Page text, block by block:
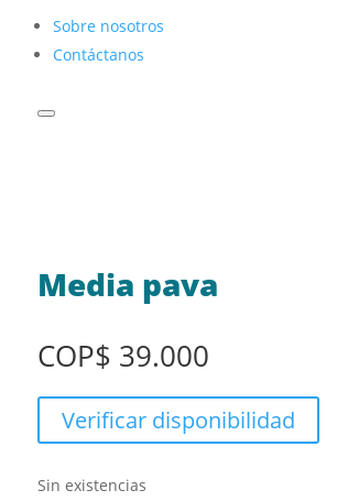
Sobre nosotros
Contáctanos
Media pava
COP$ 39.000
Verificar disponibilidad
Sin existencias